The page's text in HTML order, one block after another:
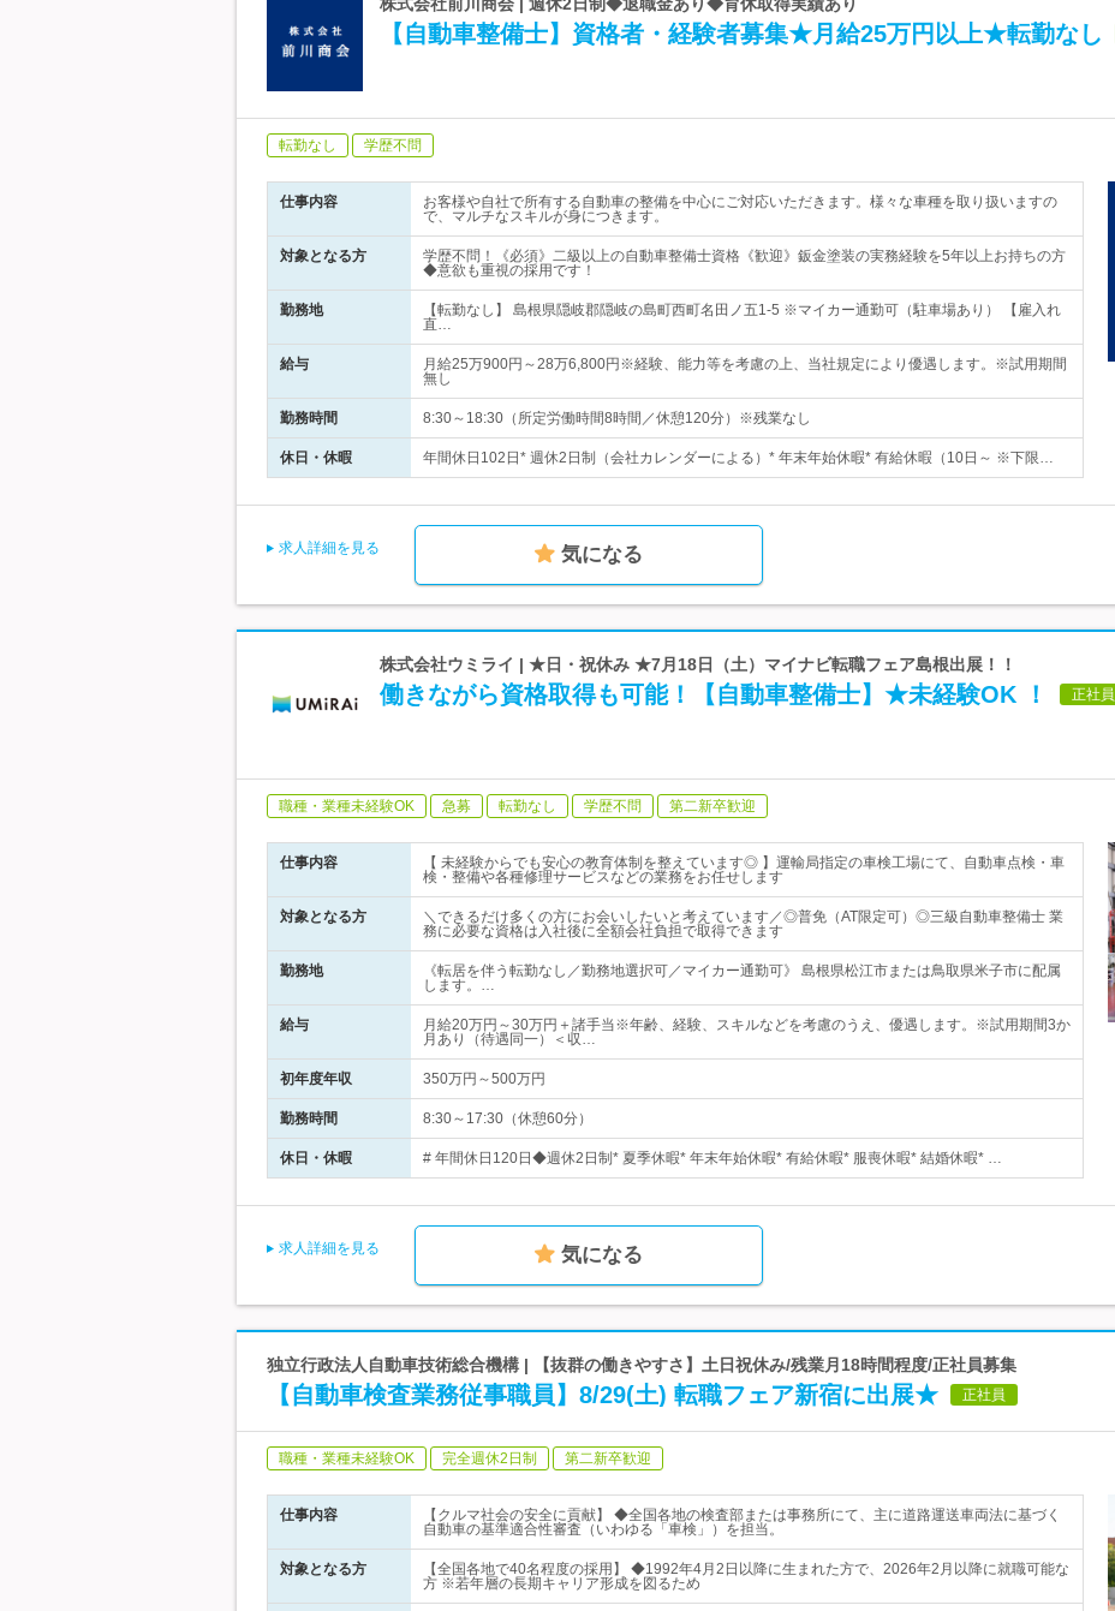
【自動車整備士】資格者・経験者募集★月給25万円以上★転勤なし
転勤なし 学歴不問
仕事内容
お客様や自社で所有する自動車の整備を中心にご対応いただきます。様々な車種を取り扱いますの
で、マルチなスキルが身につきます。
対象となる方
学歴不問！《必須》二級以上の自動車整備士資格《歓迎》鈑金塗装の実務経験を5年以上お持ちの方
◆意欲も重視の採用です！
勤務地
【転勤なし】 島根県隠岐郡隠岐の島町西町名田ノ五1-5 ※マイカー通勤可（駐車場あり） 【雇入れ
直…
給与
月給25万900円～28万6,800円※経験、能力等を考慮の上、当社規定により優遇します。※試用期間
無し
勤務時間 8:30～18:30（所定労働時間8時間／休憩120分）※残業なし
休日・休暇 年間休日102日* 週休2日制（会社カレンダーによる）* 年末年始休暇* 有給休暇（10日～ ※下限…
求人詳細を見る 気になる
株式会社ウミライ | ★日・祝休み ★7月18日（土）マイナビ転職フェア島根出展！！
働きながら資格取得も可能！【自動車整備士】★未経験OK ！ 正社員
職種・業種未経験OK 急募 転勤なし 学歴不問 第二新卒歓迎
仕事内容
【 未経験からでも安心の教育体制を整えています◎ 】運輸局指定の車検工場にて、自動車点検・車
検・整備や各種修理サービスなどの業務をお任せします
対象となる方
＼できるだけ多くの方にお会いしたいと考えています／◎普免（AT限定可）◎三級自動車整備士 業
務に必要な資格は入社後に全額会社負担で取得できます
勤務地
《転居を伴う転勤なし／勤務地選択可／マイカー通勤可》 島根県松江市または鳥取県米子市に配属
します。…
給与
月給20万円～30万円＋諸手当※年齢、経験、スキルなどを考慮のうえ、優遇します。※試用期間3か
月あり（待遇同一）＜収…
初年度年収 350万円～500万円
勤務時間 8:30～17:30（休憩60分）
休日・休暇 # 年間休日120日◆週休2日制* 夏季休暇* 年末年始休暇* 有給休暇* 服喪休暇* 結婚休暇* …
求人詳細を見る 気になる
独立行政法人自動車技術総合機構 | 【抜群の働きやすさ】土日祝休み/残業月18時間程度/正社員募集
【自動車検査業務従事職員】8/29(土) 転職フェア新宿に出展★ 正社員
職種・業種未経験OK 完全週休2日制 第二新卒歓迎
仕事内容
【クルマ社会の安全に貢献】 ◆全国各地の検査部または事務所にて、主に道路運送車両法に基づく
自動車の基準適合性審査（いわゆる「車検」）を担当。
対象となる方
【全国各地で40名程度の採用】 ◆1992年4月2日以降に生まれた方で、2026年2月以降に就職可能な
方 ※若年層の長期キャリア形成を図るため